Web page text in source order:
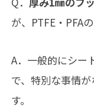
が、PTFE・PFA
A．一般的にシー
で、特別な事情
す。